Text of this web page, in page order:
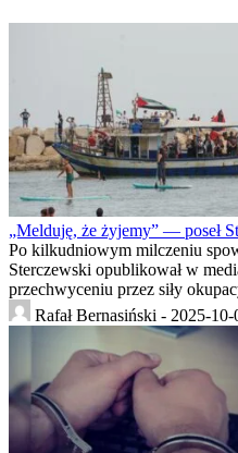
„Melduję, że żyjemy” — poseł
Po kilkudniowym milczeniu
Sterczewski opublikował w
przechwyceniu przez siły
Rafał Bernasiński - 2025-10-